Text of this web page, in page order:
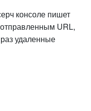
консоле пишет
URL,
удаленные